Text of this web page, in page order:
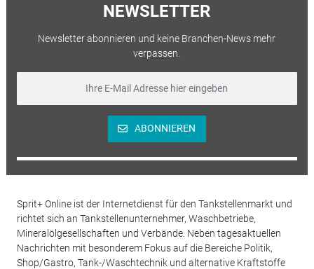
NEWSLETTER
Newsletter abonnieren und keine Branchen-News mehr
verpassen.
ABONNIEREN
Sprit+ Online ist der Internetdienst für den Tankstellenmarkt und
richtet sich an Tankstellenunternehmer, Waschbetriebe,
Mineralölgesellschaften und Verbände. Neben tagesaktuellen
Nachrichten mit besonderem Fokus auf die Bereiche Politik,
Shop/Gastro, Tank-/Waschtechnik und alternative Kraftstoffe